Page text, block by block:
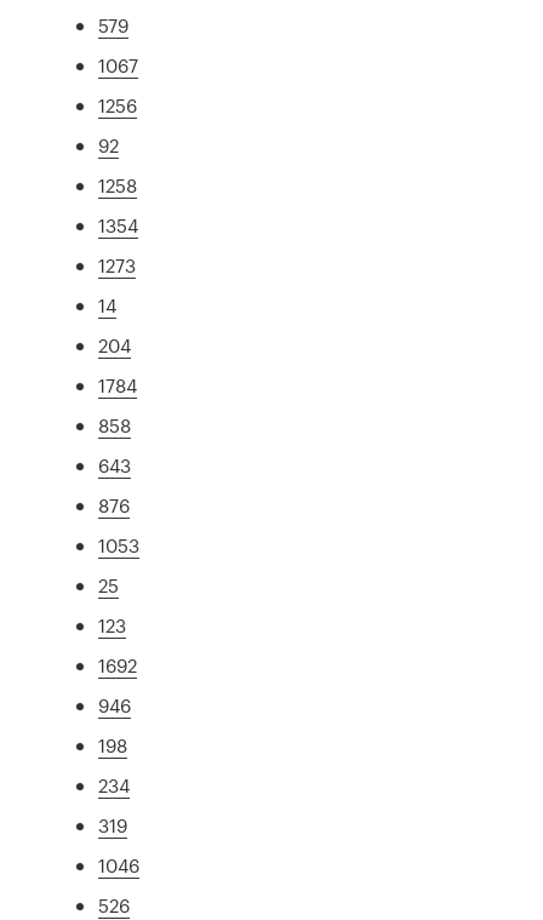
579
1067
1256
92
1258
1354
1273
14
204
1784
858
643
876
1053
25
123
1692
946
198
234
319
1046
526